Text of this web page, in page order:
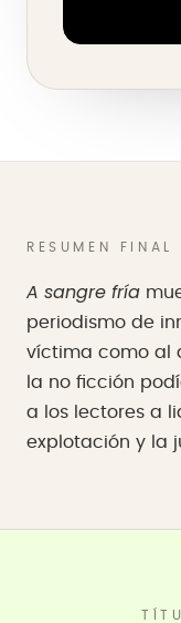
RESUMEN FINAL
A sangre fría
periodismo de
víctima como al
la no ficción
a los lectores a
explotación y la